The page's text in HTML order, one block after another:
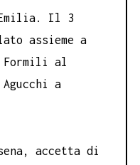
Il 3
assieme a
Formili al
a
accetta di